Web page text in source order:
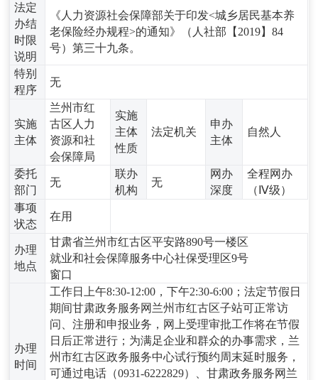
法定
办结
时限
说明
《人力资源社会保障部关于印发<城乡居民基本养
老保险经办规程>的通知》（人社部【2019】84
号）第三十九条。
特别
程序
无
实施
主体
兰州市红
古区人力
资源和社
会保障局
实施
主体
性质
法定机关
申办
主体
自然人
委托
部门
无
联办
机构
无
网办
深度
全程网办
（Ⅳ级）
事项
状态
在用
办理
地点
甘肃省兰州市红古区平安路890号一楼区
就业和社会保障服务中心社保受理区9号
窗口
办理
时间
工作日上午8:30-12:00，下午2:30-6:00；法定节假日
期间甘肃政务服务网兰州市红古区子站可正常访
问、注册和申报业务，网上受理审批工作将在节假
日后正常进行；为满足企业和群众的办事需求，兰
州市红古区政务服务中心试行预约周末延时服务，
可通过电话（0931-6222829）、甘肃政务服务网兰